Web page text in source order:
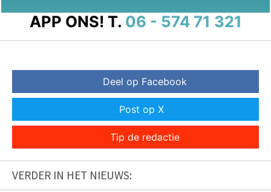
APP ONS! T. 06 - 574 71 321
Deel op Facebook
Post op X
Tip de redactie
VERDER IN HET NIEUWS: